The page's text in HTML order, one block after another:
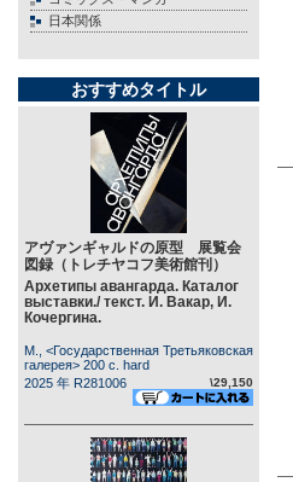
日本関係
おすすめタイトル
アヴァンギャルドの原型 展覧会
図録（トレチヤコフ美術館刊）
Архетипы авангарда. Каталог
выставки./ текст. И. Вакар, И.
Кочергина.
М., <Государственная Третьяковская
галерея> 200 c. hard
2025 年 R281006
\29,150